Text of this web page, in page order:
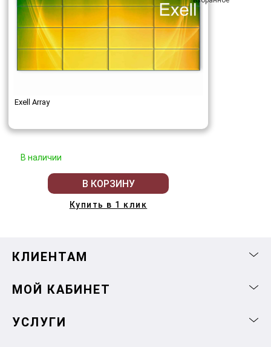
Exell Array
В наличии
В КОРЗИНУ
Купить в 1 клик
КЛИЕНТАМ
МОЙ КАБИНЕТ
УСЛУГИ